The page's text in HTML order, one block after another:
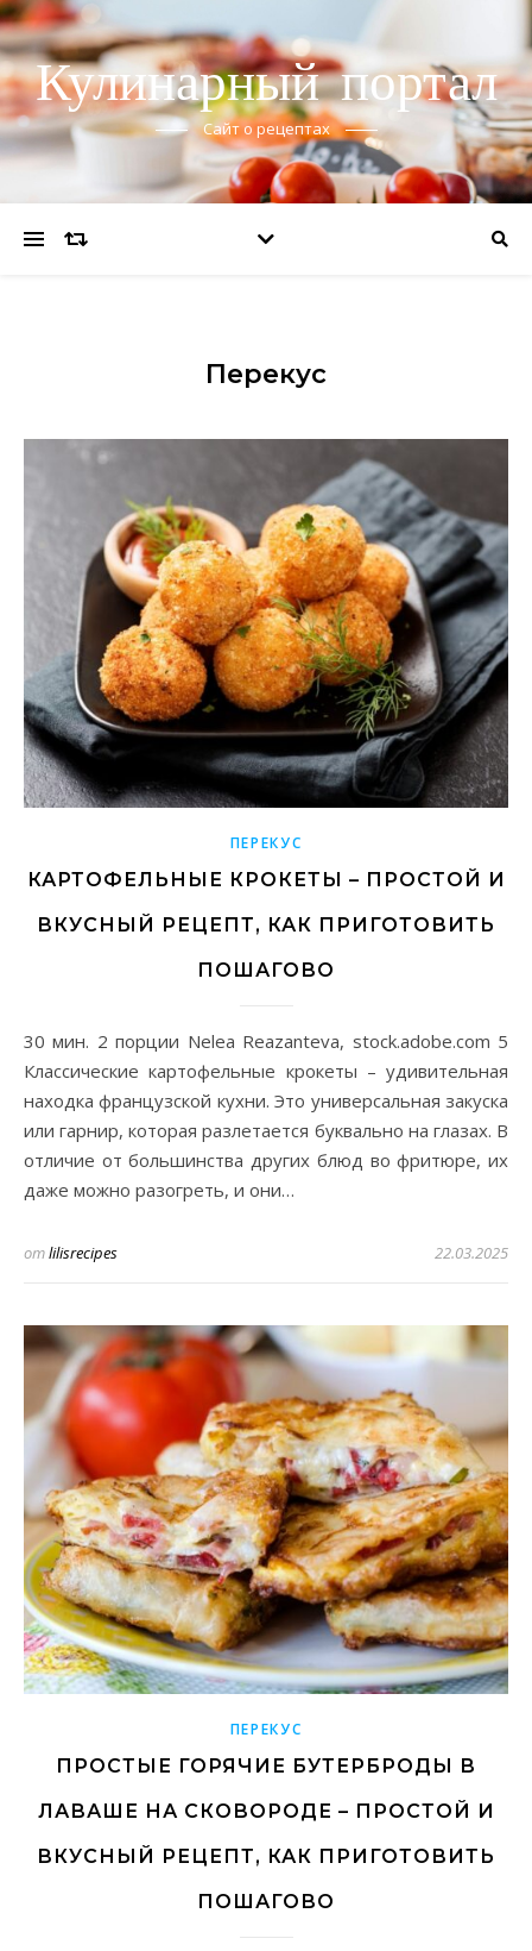
Кулинарный портал
Сайт о рецептах
Перекус
ПЕРЕКУС
КАРТОФЕЛЬНЫЕ КРОКЕТЫ – ПРОСТОЙ И
ВКУСНЫЙ РЕЦЕПТ, КАК ПРИГОТОВИТЬ
ПОШАГОВО
30 мин. 2 порции Nelea Reazanteva, stock.adobe.com 5
Классические картофельные крокеты – удивительная
находка французской кухни. Это универсальная закуска
или гарнир, которая разлетается буквально на глазах. В
отличие от большинства других блюд во фритюре, их
даже можно разогреть, и они…
отlilisrecipes 22.03.2025
ПЕРЕКУС
ПРОСТЫЕ ГОРЯЧИЕ БУТЕРБРОДЫ В
ЛАВАШЕ НА СКОВОРОДЕ – ПРОСТОЙ И
ВКУСНЫЙ РЕЦЕПТ, КАК ПРИГОТОВИТЬ
ПОШАГОВО